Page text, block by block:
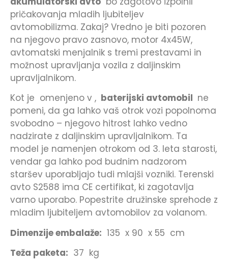
pričakovanja mladih ljubiteljev
avtomobilizma. Zakaj? Vredno je biti pozoren
na njegovo pravo zasnovo, motor 4x45W,
avtomatski menjalnik s tremi prestavami in
možnost upravljanja vozila z daljinskim
upravljalnikom.
Kot je omenjeno v , baterijski avtomobil ne
pomeni, da ga lahko vaš otrok vozi popolnoma
svobodno – njegovo hitrost lahko vedno
nadzirate z daljinskim upravljalnikom. Ta
model je namenjen otrokom od 3. leta starosti,
vendar ga lahko pod budnim nadzorom
staršev uporabljajo tudi mlajši vozniki. Terenski
avto S2588 ima CE certifikat, ki zagotavlja
varno uporabo. Popestrite družinske sprehode z
mladim ljubiteljem avtomobilov za volanom.
Dimenzije embalaže: 135 x 90 x 55 cm
Teža paketa: 37 kg